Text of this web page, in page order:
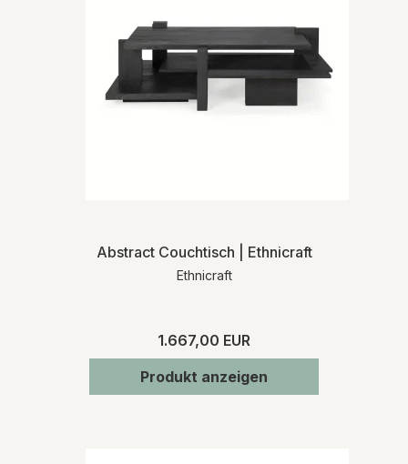
Abstract Couchtisch | Ethnicraft
Ethnicraft
1.667,00 EUR
Produkt anzeigen